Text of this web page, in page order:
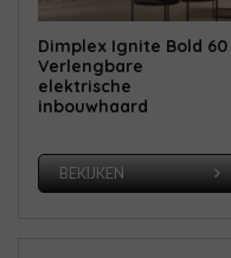
Dimplex Ignite Bold 60
Verlengbare
elektrische
inbouwhaard
BEKIJKEN